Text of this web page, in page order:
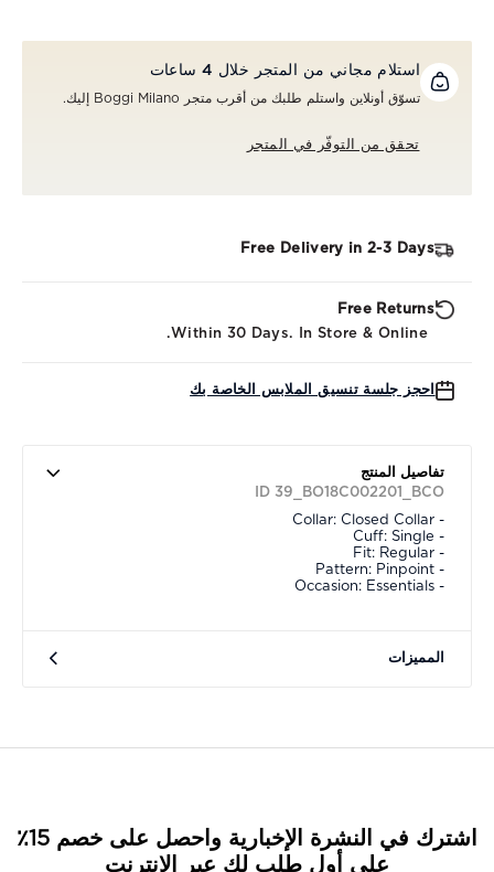
استلام مجاني من المتجر خلال 4 ساعات
تسوّق أونلاين واستلم طلبك من أقرب متجر Boggi Milano إليك.
تحقق من التوفّر في المتجر
Free Delivery in 2-3 Days
Free Returns
Within 30 Days. In Store & Online.
احجز جلسة تنسيق الملابس الخاصة بك
تفاصيل المنتج
ID 39_BO18C002201_BCO
- Collar: Closed Collar
- Cuff: Single
- Fit: Regular
- Pattern: Pinpoint
- Occasion: Essentials
المميزات
اشترك في النشرة الإخبارية واحصل على خصم 15٪
على أول طلب لك عبر الإنترنت